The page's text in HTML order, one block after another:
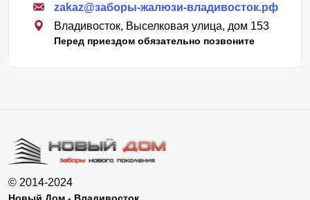
zakaz@заборы-жалюзи-владивосток.рф
Владивосток, Выселковая улица, дом 153
Перед приездом обязательно позвоните
© 2014-2024
Новый Дом - Владивосток